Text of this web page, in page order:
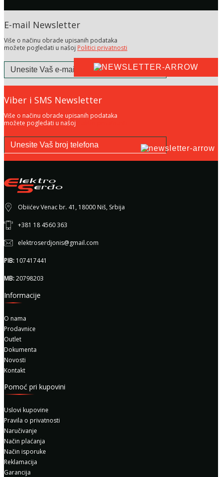
E-mail Newsletter
Više o načinu obrade upisanih podataka
možete pogledati u našoj Politici privatnosti
Viber i SMS Newsletter
Više o načinu obrade upisanih podataka
možete pogledati u našoj
Obiićev Venac br. 41, 18000 Niš, Srbija
+381 18 4560 363
elektroserdjonis@gmail.com
PIB: 107417441
MB:20798203
Informacije
O nama
Prodavnice
Outlet
Dokumenta
Novosti
Kontakt
Pomoć pri kupovini
Uslovi kupovine
Pravila o privatnosti
Naručivanje
Način plaćanja
Način isporuke
Reklamacija
Garancija